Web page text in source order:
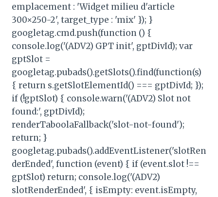
emplacement : 'Widget milieu d'article
300×250-2', target_type : 'mix' }); }
googletag.cmd.push(function () {
console.log('(ADV2) GPT init', gptDivId); var
gptSlot =
googletag.pubads().getSlots().find(function(s)
{ return s.getSlotElementId() === gptDivId; });
if (!gptSlot) { console.warn('(ADV2) Slot not
found:', gptDivId);
renderTaboolaFallback('slot-not-found');
return; }
googletag.pubads().addEventListener('slotRen
derEnded', function (event) { if (event.slot !==
gptSlot) return; console.log('(ADV2)
slotRenderEnded', { isEmpty: event.isEmpty,